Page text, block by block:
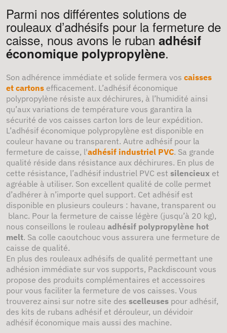
Parmi nos différentes solutions de
rouleaux d’adhésifs pour la fermeture de
caisse, nous avons le ruban adhésif
économique polypropylène.
Son adhérence immédiate et solide fermera vos caisses
et cartons efficacement. L’adhésif économique
polypropylène résiste aux déchirures, à l’humidité ainsi
qu’aux variations de température vous garantira la
sécurité de vos caisses carton lors de leur expédition.
L’adhésif économique polypropylène est disponible en
couleur havane ou transparent. Autre adhésif pour la
fermeture de caisse, l'adhésif industriel PVC. Sa grande
qualité réside dans résistance aux déchirures. En plus de
cette résistance, l’adhésif industriel PVC est silencieux et
agréable à utiliser. Son excellent qualité de colle permet
d’adhérer à n’importe quel support. Cet adhésif est
disponible en plusieurs couleurs : havane, transparent ou
blanc. Pour la fermeture de caisse légère (jusqu’à 20 kg),
nous conseillons le rouleau adhésif polypropylène hot
melt. Sa colle caoutchouc vous assurera une fermeture de
caisse de qualité.
En plus des rouleaux adhésifs de qualité permettant une
adhésion immédiate sur vos supports, Packdiscount vous
propose des produits complémentaires et accessoires
pour vous faciliter la fermeture de vos caisses. Vous
trouverez ainsi sur notre site des scelleuses pour adhésif,
des kits de rubans adhésif et dérouleur, un dévidoir
adhésif économique mais aussi des machine.